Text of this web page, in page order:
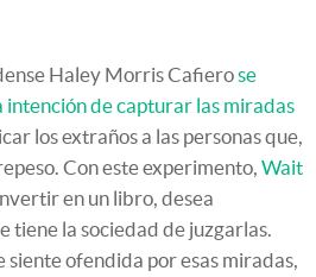
Haley Morris Cafierose
intención de capturar las miradas
los extraños a las personas que,
Con este experimento, Wait
en un libro, desea
tiene la sociedad de juzgarlas.
siente ofendida por esas miradas,